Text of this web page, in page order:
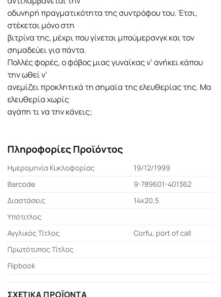
οδυνηρή πραγματικότητα της συντρόφου του. Έτσι,
στέκεται μόνο στη
βιτρίνα της, μέχρι που γίνεται μπούμερανγκ και τον
σημαδεύει για πάντα.
Πολλές φορές, ο φόβος μιας γυναίκας ν’ ανήκει κάπου
την ωθεί ν’
ανεμίζει προκλητικά τη σημαία της ελευθερίας της. Μα
ελευθερία χωρίς
αγάπη τι να την κάνεις;
Πληροφορίες Προϊόντος
Ημερομηνία Κυκλοφορίας
19/12/1999
Barcode
9-789601-401362
Διαστάσεις
14x20,5
Υπότιτλος
Αγγλικός Τίτλος
Corfu, port of call
Πρωτότυπος Τίτλος
Flipbook
ΣΧΕΤΙΚΆ ΠΡΟΪΌΝΤΑ